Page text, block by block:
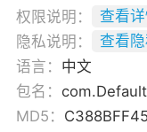
权限说明：
查看
隐私说明：
查看
语言： 中文
包名：
MD5：